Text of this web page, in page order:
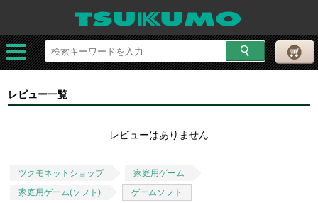
レビュー一覧
レビューはありません
ツクモネットショップ
家庭用ゲーム
家庭用ゲーム(ソフト)
ゲームソフト